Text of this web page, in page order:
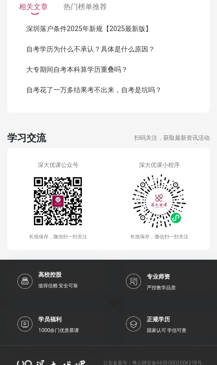
相关文章 热门榜单推荐
深圳落户条件2025年新规【2025最新版】
自考学历为什么不承认？具体是什么原因？
大专期间自考本科算学历重叠吗？
自考花了一万多结果考不出来，自考是坑吗？
学习交流 扫码关注，获取最新资讯活动
深大优课公众号
长按保存，微信扫一扫关注
深大优课小程序
长按保存，微信扫一扫关注
高校控股
值得信赖 安全可靠
专业师资
严控教学品质
学员福利
1000余门优质慕课
正规学历
国家认可 学信可查
公安备案号： 粤公网安备44030002004218号